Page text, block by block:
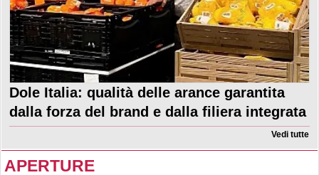
Dole Italia: qualità delle arance garantita
dalla forza del brand e dalla filiera integrata
Vedi tutte
APERTURE